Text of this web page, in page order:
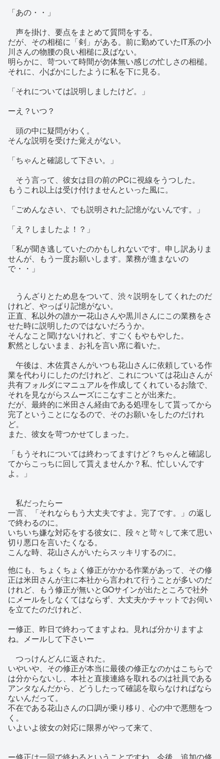
「あの・・」
声を掛け、要点をまとめて質問をする。
だが、その相槌に「剣」がある。前に勤めていたIT系の小
川さんの物腰の良い相槌に及ばない。
明らかに、苛ついて時間が勿体無い感じの忙しさの相槌。
それに、小ばかにしたように私を下に見る。
「それについては説明しましたけど。」
ーえ？いつ？
頭の中に疑問がわく。
そんな説明を受けた覚えがない。
「ちゃんと確認して下さい。」
そう言って、彼女は目の前のPCに視線をうつした。
もうこれ以上は受け付けませんといった風に。
「ごめんなさい、でも説明された記憶がないんです。」
「え？しましたよ！？」
「私が聞き逃していたのかもしれないです。申し訳ありま
せんが、もう一度お願いします。業務が進まないの
で・・」
うんざりとため息をついて、渋々説明をしてくれたのだ
けれど、やっぱり記憶がない。
正直、私以外の誰かー花山さんや黒川さんにこの業務をさ
せた時に説明したのではないだろうか。
そんなこと聞けないけれど、すごくもやもやした。
釈然としないまま、お礼を言い席に着いた。
午後は、木佐貫さんがいつも花山さんに依頼している作
業を代わりにしたのだけれど、これについては花山さんが
共有フォルダにマニュアルを作成してくれているお陰で、
それを見ながらスムーズにこなすことが出来た。
だが、最終的に米田さん経由である処理をして貰ってから
完了ということになるので、そのお願いをしたのだけれ
ど。
また、彼女を苛つかせてしまった。
「もうそれについては終わってますけど？ちゃんと確認し
てからこっちに回して貰えませんか？私、忙しいんです
よ。」
私だったらー
一言、「それならもう大丈夫ですよ。完了です。」の返し
で終わるのに。
いちいち嫌な対応をする彼女に、段々と苛々して来て思い
切り悪口を言いたくなる。
こんな時、花山さんがいたらスッキリするのに。
他にも、ちょくちょく修正がかかる作業があって、その修
正は米田さんが主に本社から言われて行うことが多いのだ
けれど、もう修正が無いとGOサインが出たところで社外
にメールをしなくてはならず、大丈夫かチャットでお伺い
を立てたのだけれど、
ー修正、昨日で終わってますよね。見れば分かりますよ
ね。メールして下さいー
つっけんどんに返された。
いやいや、その修正が本当に最後の修正なのかはこちらで
は分からないし、本社と直接連絡を取れるのは社員である
アンタなんだから、どうしたって確認を取らなければなら
ないんだって。
不在である花山さんの口調が乗り移り、心の中で悪態をつ
く。
いよいよ彼女の対応に限界がやって来て、
ー修正は一回で終わるということですね。今後、追加の修